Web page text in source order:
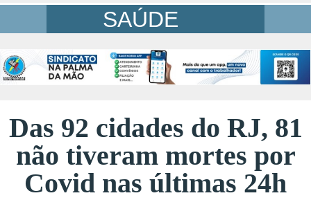
SAÚDE
Das 92 cidades do RJ, 81
não tiveram mortes por
Covid nas últimas 24h